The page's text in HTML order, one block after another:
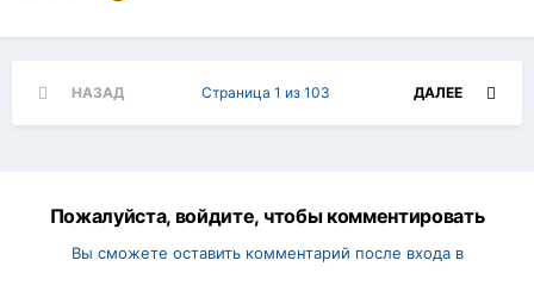
НАЗАД ДАЛЕЕ
Страница 1 из 103
Пожалуйста, войдите, чтобы комментировать
Вы сможете оставить комментарий после входа в